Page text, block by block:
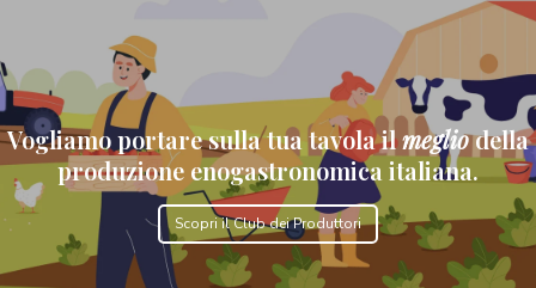
Vogliamo portare sulla tua tavola ilmegliodella
produzione enogastronomica italiana.
Scopri il Club dei Produttori